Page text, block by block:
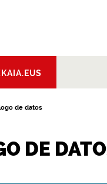
de datos
DE